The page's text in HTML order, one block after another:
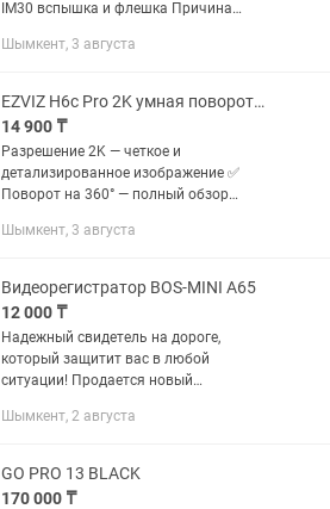
IM30 вспышка и флешка Причина
Шымкент, 3 августа
EZVIZ H6c Pro 2K умная поворотная Wi-Fi камера
14 900 ₸
Разрешение 2K — четкое и
детализированное изображение ✅
Поворот на 360° — полный обзор
уведомления на телефон ✅ Цветное
аудиосвязь —...
Шымкент, 3 августа
Видеорегистратор BOS-MINI A65
12 000 ₸
Надежный свидетель на дороге,
который защитит вас в любой
ситуации! Продается новый
комплектации: устройство, крепление
Характеристики: Разрешение...
Шымкент, 2 августа
GO PRO 13 BLACK
170 000 ₸